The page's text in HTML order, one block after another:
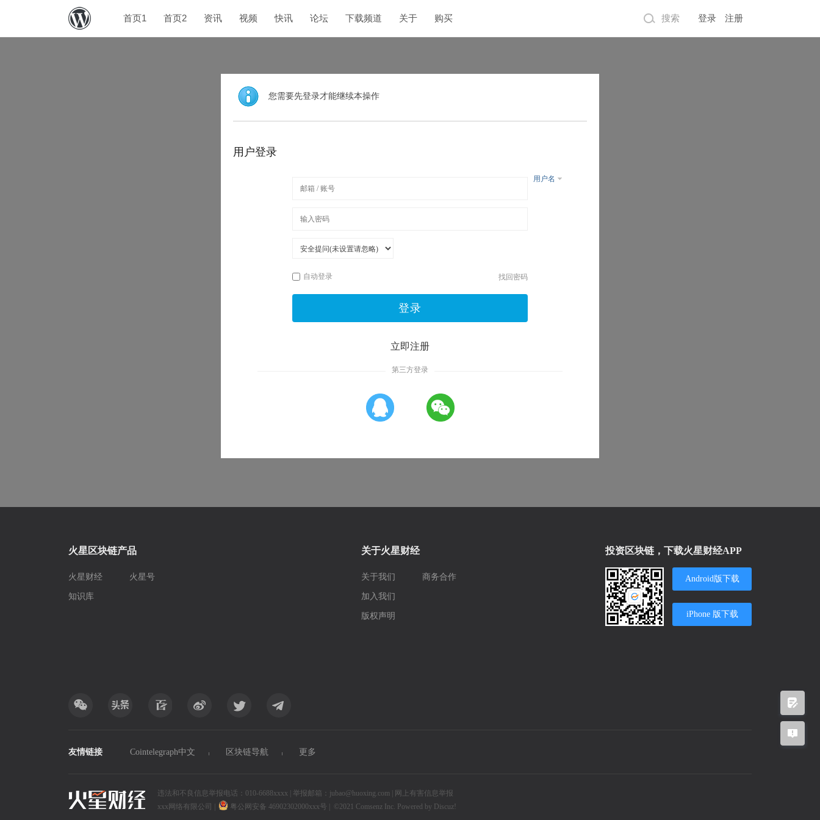
首页1 首页2 资讯 视频 快讯 论坛 下载频道 关于 购买 登录 注册
搜索
您需要先登录才能继续本操作
用户登录
用户名
自动登录 找回密码
登录
立即注册
第三方登录
火星区块链产品
火星财经 火星号
知识库
关于火星财经
关于我们
加入我们
版权声明
商务合作
投资区块链，下载火星财经APP
Android版下载
iPhone 版下载
友情链接 Cointelegraph中文 区块链导航 更多
违法和不良信息举报电话：010-6688xxxx | 举报邮箱：jubao@huoxing.com |
网上有害信息举报
xxx网络有限公司
粤公网安备 46902302000xxx号 | ©2021 Comsenz Inc. Powered by Discuz!